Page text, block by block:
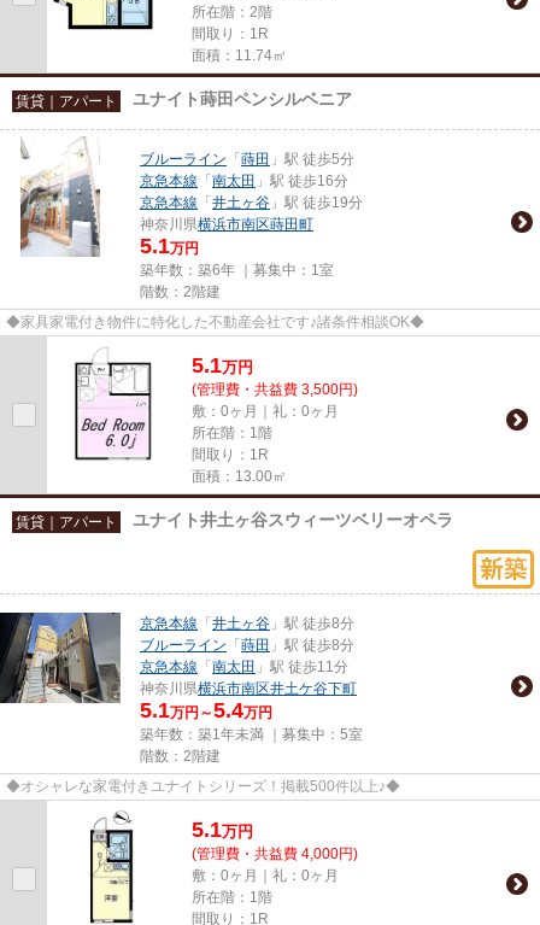
所在階：2階
間取り：1R
面積：11.74㎡
賃貸｜アパート ユナイト蒔田ペンシルベニア
ブルーライン 「 蒔田 」駅 徒歩5分
京急本線 「 南太田 」駅 徒歩16分
京急本線 「 井土ヶ谷 」駅 徒歩19分
神奈川県横浜市南区蒔田町
5.1万円
築年数：築6年 ｜募集中： 1室
階数：2階建
◆家具家電付き物件に特化した不動産会社です♪諸条件相談OK◆
5.1万円
(管理費・共益費 3,500円)
敷：0ヶ月｜礼：0ヶ月
所在階：1階
間取り：1R
面積：13.00㎡
賃貸｜アパート ユナイト井土ヶ谷スウィーツベリーオペラ
京急本線 「 井土ヶ谷 」駅 徒歩8分
ブルーライン 「 蒔田 」駅 徒歩8分
京急本線 「 南太田 」駅 徒歩11分
神奈川県横浜市南区井土ケ谷下町
5.1万円～5.4万円
築年数：築1年未満 ｜募集中： 5室
階数：2階建
◆オシャレな家電付きユナイトシリーズ！掲載500件以上♪◆
5.1万円
(管理費・共益費 4,000円)
敷：0ヶ月｜礼：0ヶ月
所在階：1階
間取り：1R